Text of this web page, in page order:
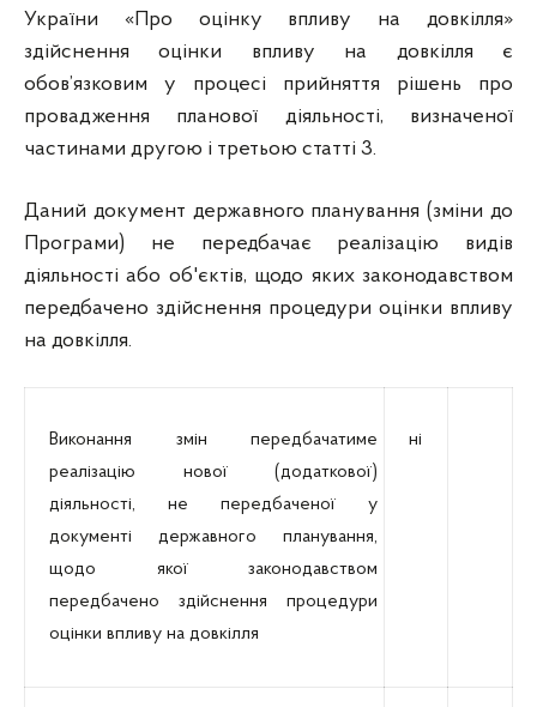
України «Про оцінку впливу на довкілля»
здійснення оцінки впливу на довкілля є
обов’язковим у процесі прийняття рішень про
провадження планової діяльності, визначеної
частинами другою і третьою статті 3.
Даний документ державного планування (зміни до
Програми) не передбачає реалізацію видів
діяльності або об'єктів, щодо яких законодавством
передбачено здійснення процедури оцінки впливу
на довкілля.
Виконання змін передбачатиме
реалізацію нової (додаткової)
діяльності, не передбаченої у
документі державного планування,
щодо якої законодавством
передбачено здійснення процедури
оцінки впливу на довкілля
ні